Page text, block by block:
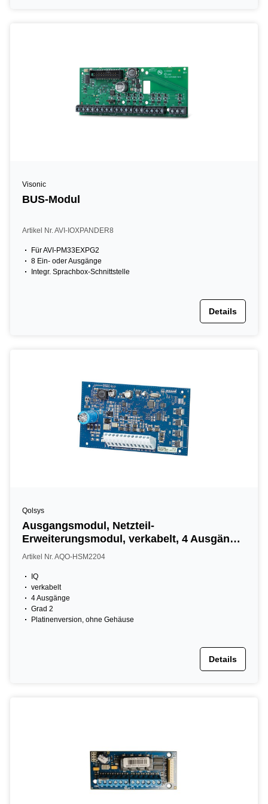
Visonic
BUS-Modul
Artikel Nr. AVI-IOXPANDER8
Für AVI-PM33EXPG2
8 Ein- oder Ausgänge
Integr. Sprachbox-Schnittstelle
Details
Qolsys
Ausgangsmodul, Netzteil-
Erweiterungsmodul, verkabelt, 4 Ausgänge,
Grad 2
Artikel Nr. AQO-HSM2204
IQ
verkabelt
4 Ausgänge
Grad 2
Platinenversion, ohne Gehäuse
Details